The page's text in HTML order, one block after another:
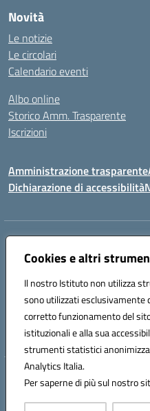
Cookies e altri
Il nostro Istituto non utilizza
sono utilizzati esclusivamente
corretto funzionamento del
istituzionali e alla sua
strumenti statistici
Analytics Italia.
Per saperne di più sul nostro
Novità
Le notizie
Le circolari
Calendario eventi
Albo online
Storico Amm. Trasparente
Iscrizioni
Amministrazione trasparente
Dichiarazione di accessibilità
Indirizzo:
Centralino:08561100 Email:
Codice fiscale: 91117450683
Codice meccanografico:
PEIC83100X
Codice unico di fatturazione (CUF):
Hosting &
Concept &